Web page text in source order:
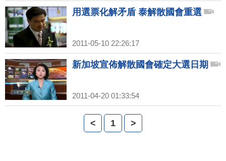
用選票化解矛盾 泰解散國會重選
2011-05-10 22:26:17
新加坡宣佈解散國會確定大選日期
2011-04-20 01:33:54
< 1 >